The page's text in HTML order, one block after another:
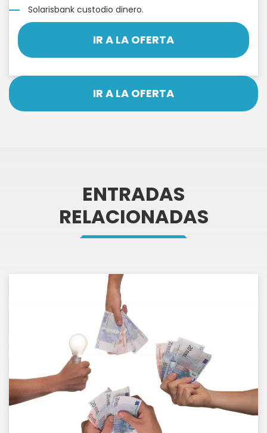
Solarisbank custodio dinero.
IR A LA OFERTA
IR A LA OFERTA
ENTRADAS
RELACIONADAS